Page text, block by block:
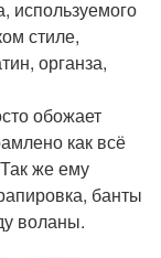
используемого
стиле,
органза,
обожает
как всё
же ему
банты
воланы.